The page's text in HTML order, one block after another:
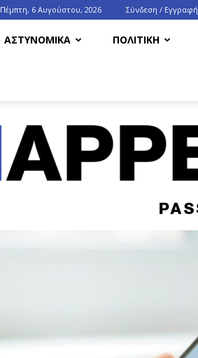
Πέμπτη, 6 Αυγούστου, 2026 Σύνδεση / Εγγραφή
ΑΣΤΥΝΟΜΙΚΑ ΠΟΛΙΤΙΚΗ